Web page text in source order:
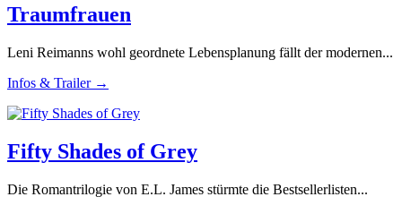
Traumfrauen
Leni Reimanns wohl geordnete Lebensplanung fällt der modernen...
Infos & Trailer →
Fifty Shades of Grey
Die Romantrilogie von E.L. James stürmte die Bestsellerlisten...